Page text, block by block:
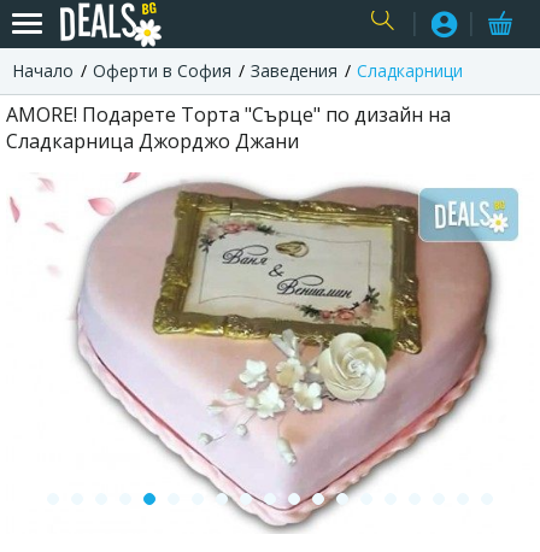
USER
Начало Оферти в София Заведения Сладкарници
AMORE! Подарете Торта "Сърце" по дизайн на
Сладкарница Джорджо Джани